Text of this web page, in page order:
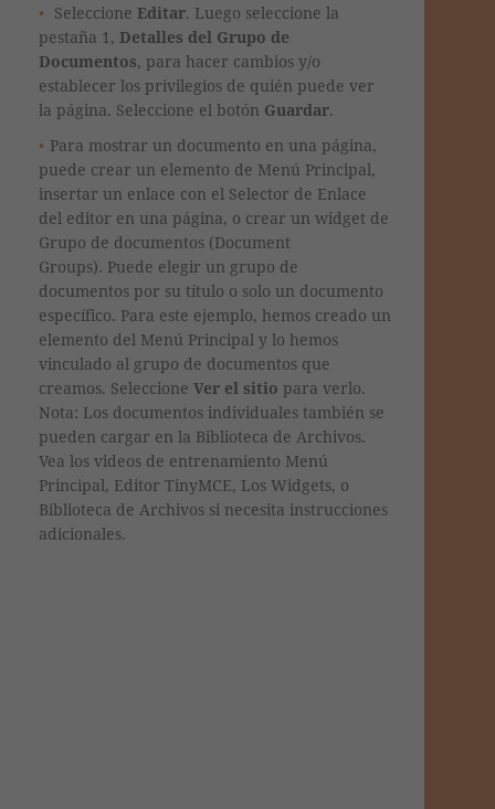
Seleccione Editar. Luego seleccione la
pestaña 1, Detalles del Grupo de
Documentos, para hacer cambios y/o
establecer los privilegios de quién puede ver
la página. Seleccione el botón Guardar.
Para mostrar un documento en una página,
puede crear un elemento de Menú Principal,
insertar un enlace con el Selector de Enlace
del editor en una página, o crear un widget de
Grupo de documentos (Document
Groups). Puede elegir un grupo de
documentos por su título o solo un documento
específico. Para este ejemplo, hemos creado un
elemento del Menú Principal y lo hemos
vinculado al grupo de documentos que
creamos. Seleccione Ver el sitio para verlo.
Nota: Los documentos individuales también se
pueden cargar en la Biblioteca de Archivos.
Vea los videos de entrenamiento Menú
Principal, Editor TinyMCE, Los Widgets, o
Biblioteca de Archivos si necesita instrucciones
adicionales.